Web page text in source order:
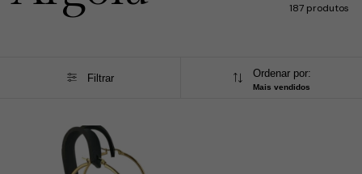
187 produtos
Filtrar Ordenar por:
Mais vendidos